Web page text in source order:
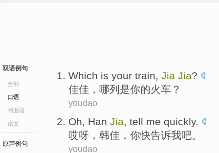
双语例句
全部
口语
书面语
论文
原声例句
Which is your train, Jia Jia?
佳佳 ， 哪列 是你的火车？
youdao
Oh, Han Jia, tell me quickly.
哎呀 ， 韩佳 ， 你快告诉我吧。
youdao